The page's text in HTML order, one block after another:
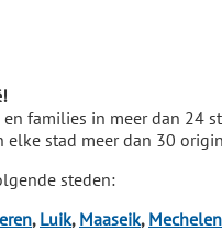
families in meer dan 24
stad meer dan 30
steden:
, Luik, Maaseik, Mechelen